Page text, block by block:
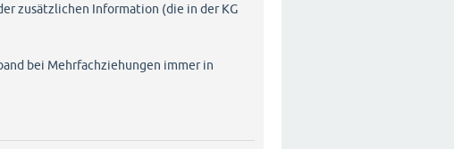
zusätzlichen Information (die in der KG
bei Mehrfachziehungen immer in